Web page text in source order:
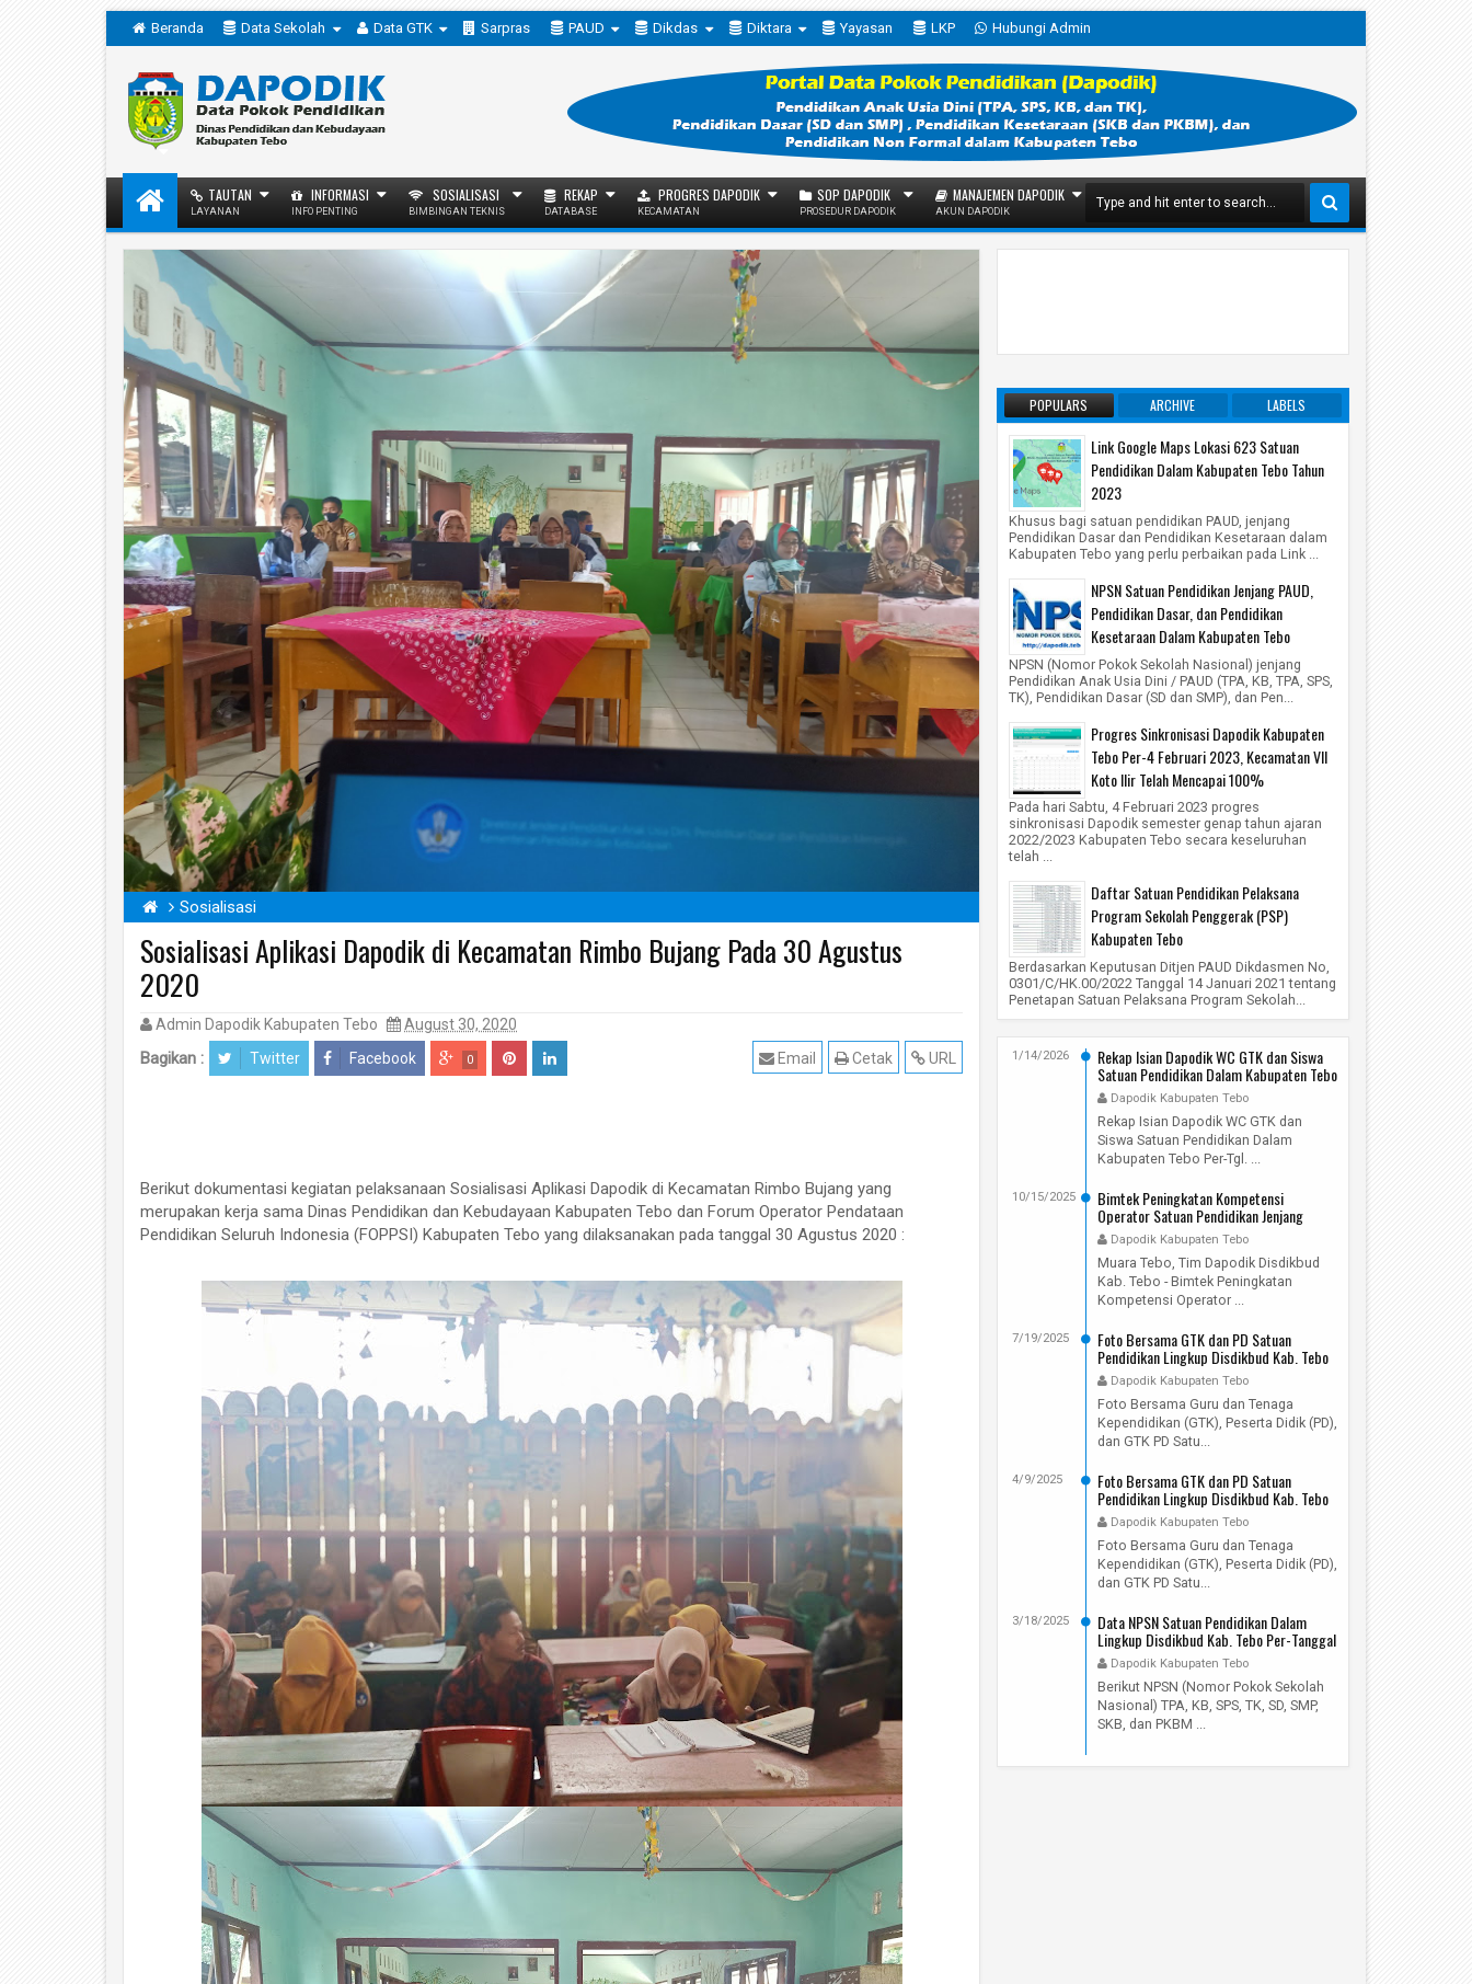
Beranda Data Sekolah Data GTK Sarpras PAUD Dikdas Diktara Yayasan LKP Hubungi Admin
TAUTAN
LAYANAN
INFORMASI
INFO PENTING
SOSIALISASI
BIMBINGAN TEKNIS
REKAP
DATABASE
PROGRES DAPODIK
KECAMATAN
SOP DAPODIK
PROSEDUR DAPODIK
MANAJEMEN DAPODIK
AKUN DAPODIK
Sosialisasi
Sosialisasi Aplikasi Dapodik di Kecamatan Rimbo Bujang Pada 30 Agustus
2020
Admin Dapodik Kabupaten Tebo August 30, 2020
Bagikan : Twitter Facebook 0 URL
Cetak
Email
Berikut dokumentasi kegiatan pelaksanaan Sosialisasi Aplikasi Dapodik di Kecamatan Rimbo Bujang yang
merupakan kerja sama Dinas Pendidikan dan Kebudayaan Kabupaten Tebo dan Forum Operator Pendataan
Pendidikan Seluruh Indonesia (FOPPSI) Kabupaten Tebo yang dilaksanakan pada tanggal 30 Agustus 2020 :
POPULARS ARCHIVE LABELS
Link Google Maps Lokasi 623 Satuan
Pendidikan Dalam Kabupaten Tebo Tahun
2023
Khusus bagi satuan pendidikan PAUD, jenjang
Pendidikan Dasar dan Pendidikan Kesetaraan dalam
Kabupaten Tebo yang perlu perbaikan pada Link ...
NPSN Satuan Pendidikan Jenjang PAUD,
Pendidikan Dasar, dan Pendidikan
Kesetaraan Dalam Kabupaten Tebo
NPSN (Nomor Pokok Sekolah Nasional) jenjang
Pendidikan Anak Usia Dini / PAUD (TPA, KB, TPA, SPS,
TK), Pendidikan Dasar (SD dan SMP), dan Pen...
Progres Sinkronisasi Dapodik Kabupaten
Tebo Per-4 Februari 2023, Kecamatan VII
Koto Ilir Telah Mencapai 100%
Pada hari Sabtu, 4 Februari 2023 progres
sinkronisasi Dapodik semester genap tahun ajaran
2022/2023 Kabupaten Tebo secara keseluruhan
telah ...
Daftar Satuan Pendidikan Pelaksana
Program Sekolah Penggerak (PSP)
Kabupaten Tebo
Berdasarkan Keputusan Ditjen PAUD Dikdasmen No,
0301/C/HK.00/2022 Tanggal 14 Januari 2021 tentang
Penetapan Satuan Pelaksana Program Sekolah...
Rekap Isian Dapodik WC GTK dan Siswa
Satuan Pendidikan Dalam Kabupaten Tebo
Per-Tgl. 15 Januari 2026
Dapodik Kabupaten Tebo
1/14/2026
Rekap Isian Dapodik WC GTK dan
Siswa Satuan Pendidikan Dalam
Kabupaten Tebo Per-Tgl. ...
Bimtek Peningkatan Kompetensi
Operator Satuan Pendidikan Jenjang
PAUD, SD, SMP, dan Pendidikan
Kesetaraan Dalam Kabupaten Tebo Tahun
2025
Dapodik Kabupaten Tebo
10/15/2025
Muara Tebo, Tim Dapodik Disdikbud
Kab. Tebo - Bimtek Peningkatan
Kompetensi Operator ...
Foto Bersama GTK dan PD Satuan
Pendidikan Lingkup Disdikbud Kab. Tebo
Pada Hari Senin, 14 Juli 2025
Dapodik Kabupaten Tebo
7/19/2025
Foto Bersama Guru dan Tenaga
Kependidikan (GTK), Peserta Didik (PD),
dan GTK PD Satu...
Foto Bersama GTK dan PD Satuan
Pendidikan Lingkup Disdikbud Kab. Tebo
Pada Hari Rabu, 9 April 2025
Dapodik Kabupaten Tebo
4/9/2025
Foto Bersama Guru dan Tenaga
Kependidikan (GTK), Peserta Didik (PD),
dan GTK PD Satu...
Data NPSN Satuan Pendidikan Dalam
Lingkup Disdikbud Kab. Tebo Per-Tanggal
12 Maret 2025
Dapodik Kabupaten Tebo
3/18/2025
Berikut NPSN (Nomor Pokok Sekolah
Nasional) TPA, KB, SPS, TK, SD, SMP,
SKB, dan PKBM ...